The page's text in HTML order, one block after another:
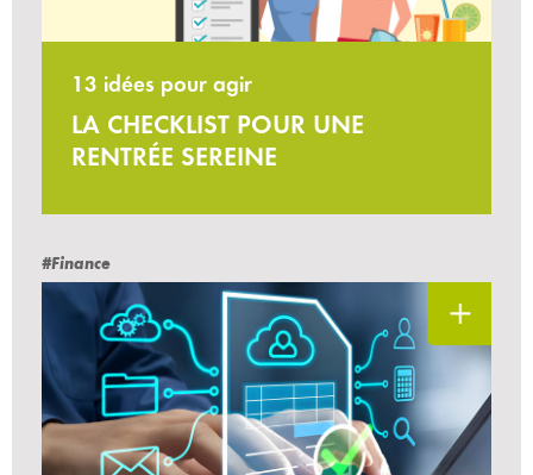
13 idées pour agir
LA CHECKLIST POUR UNE
RENTRÉE SEREINE
#Finance